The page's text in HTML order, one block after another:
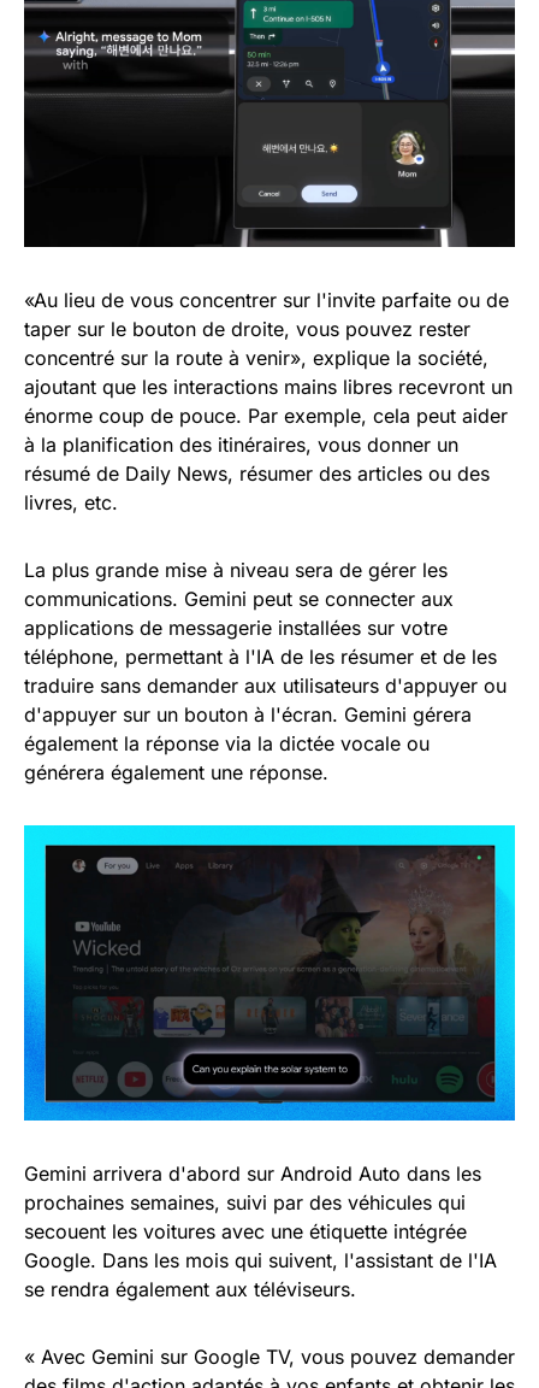
«Au lieu de vous concentrer sur l'invite parfaite ou de
taper sur le bouton de droite, vous pouvez rester
concentré sur la route à venir», explique la société,
ajoutant que les interactions mains libres recevront un
énorme coup de pouce. Par exemple, cela peut aider
à la planification des itinéraires, vous donner un
résumé de Daily News, résumer des articles ou des
livres, etc.
La plus grande mise à niveau sera de gérer les
communications. Gemini peut se connecter aux
applications de messagerie installées sur votre
téléphone, permettant à l'IA de les résumer et de les
traduire sans demander aux utilisateurs d'appuyer ou
d'appuyer sur un bouton à l'écran. Gemini gérera
également la réponse via la dictée vocale ou
générera également une réponse.
Gemini arrivera d'abord sur Android Auto dans les
prochaines semaines, suivi par des véhicules qui
secouent les voitures avec une étiquette intégrée
Google. Dans les mois qui suivent, l'assistant de l'IA
se rendra également aux téléviseurs.
« Avec Gemini sur Google TV, vous pouvez demander